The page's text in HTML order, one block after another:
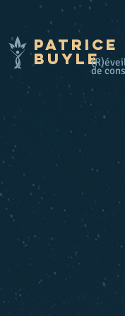
Patrice
BUYLE
de